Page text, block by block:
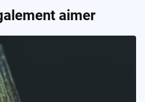
aimer